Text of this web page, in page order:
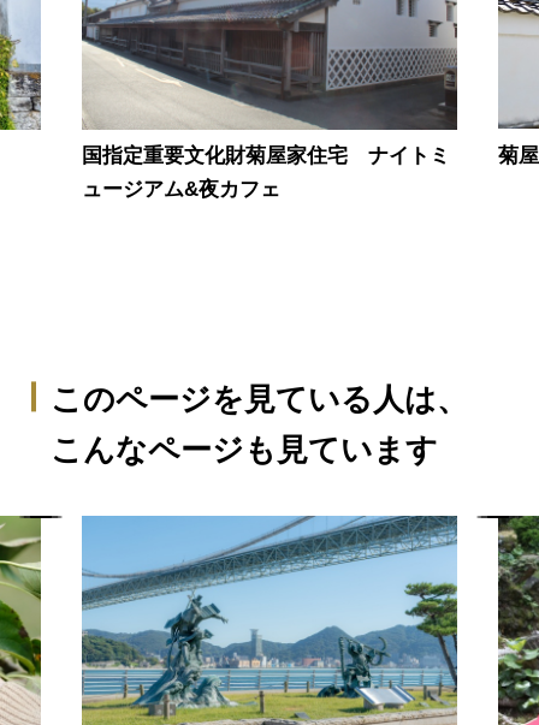
国指定重要文化財菊屋家住宅 ナイトミ
ュージアム&夜カフェ
菊
このページを見ている人は、
こんなページも見ています